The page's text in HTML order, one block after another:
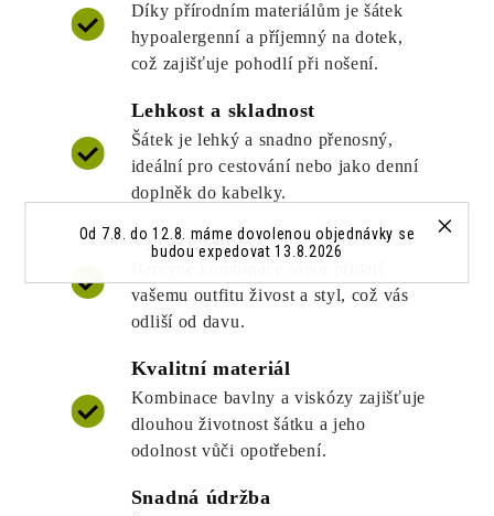
Od 7.8. do 12.8. máme dovolenou objednávky se
budou expedovat 13.8.2026
Díky přírodním materiálům je šátek
hypoalergenní a příjemný na dotek,
což zajišťuje pohodlí při nošení.
Lehkost a skladnost
Šátek je lehký a snadno přenosný,
ideální pro cestování nebo jako denní
doplněk do kabelky.
Výrazné barvy
vašemu outfitu živost a styl, což vás
odliší od davu.
Kvalitní materiál
Kombinace bavlny a viskózy zajišťuje
dlouhou životnost šátku a jeho
odolnost vůči opotřebení.
Snadná údržba